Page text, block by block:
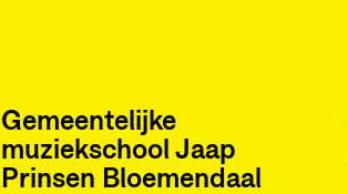
Gemeentelijke
muziekschool Jaap
Prinsen Bloemendaal